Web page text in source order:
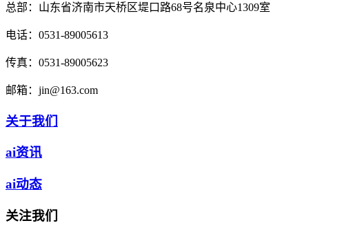
总部： 山东省济南市天桥区堤口路68号名泉中心1309室
电话： 0531-89005613
传真： 0531-89005623
邮箱： jin@163.com
关于我们
ai资讯
ai动态
关注我们